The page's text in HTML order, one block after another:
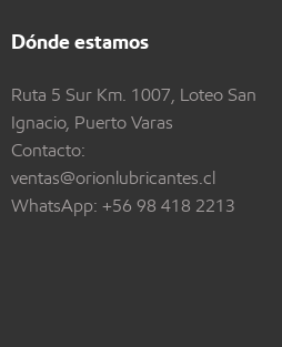
Dónde estamos
Ruta 5 Sur Km. 1007, Loteo San
Ignacio, Puerto Varas
Contacto:
ventas@orionlubricantes.cl
WhatsApp: +56 98 418 2213